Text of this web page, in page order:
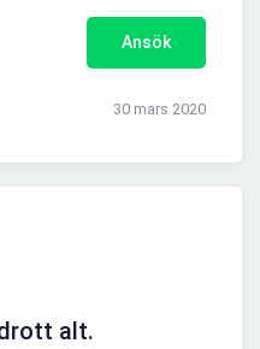
Ansök
30 mars 2020
alt.